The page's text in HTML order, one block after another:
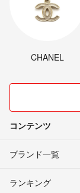
CHANEL
コンテンツ
ブランド一覧
ランキング